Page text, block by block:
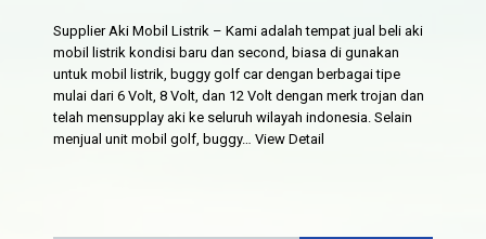
Supplier Aki Mobil Listrik – Kami adalah tempat jual beli aki
mobil listrik kondisi baru dan second, biasa di gunakan
untuk mobil listrik, buggy golf car dengan berbagai tipe
mulai dari 6 Volt, 8 Volt, dan 12 Volt dengan merk trojan dan
telah mensupplay aki ke seluruh wilayah indonesia. Selain
menjual unit mobil golf, buggy…View Detail